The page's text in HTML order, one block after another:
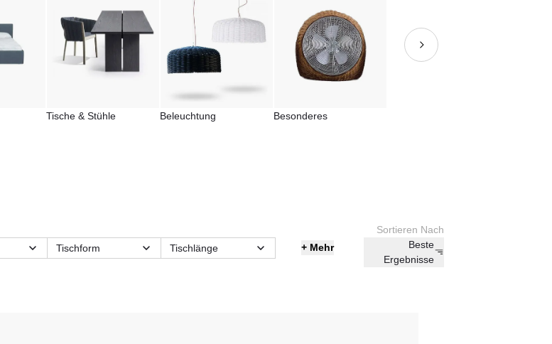
Tische & Stühle Beleuchtung Besonderes
Tischform
Tischlänge
+ Mehr
Sortieren Nach
Beste
Ergebnisse